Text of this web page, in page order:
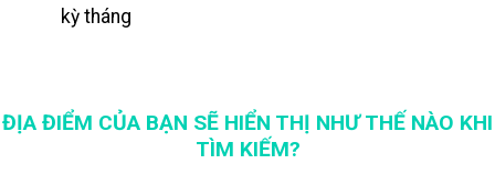
kỳ tháng
ĐỊA ĐIỂM CỦA BẠN SẼ HIỂN THỊ NHƯ THẾ NÀO KHI
TÌM KIẾM?